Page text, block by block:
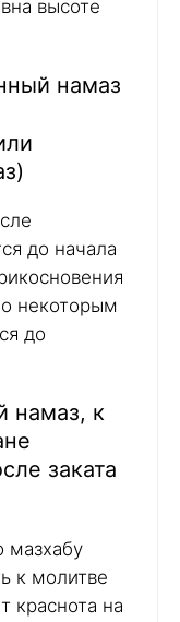
высоте
намаз
до начала
некоторым
до
намаз, к
заката
мазхабу
к молитве
краснота на